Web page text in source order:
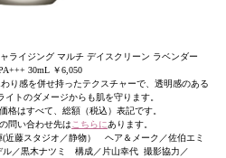
ライジング マルチ デイスクリーン ラベンダー
30mL ￥6,050
り感を併せ持ったテクスチャーで、透明感のある
トのダメージからも肌を守ります。
格はすべて、総額（税込）表記です。
問い合わせ先は こちらにあります。
(近藤スタジオ／静物） ヘア＆メーク／佐伯エミ
／黒木ナツミ 構成／片山幸代 撮影協力／